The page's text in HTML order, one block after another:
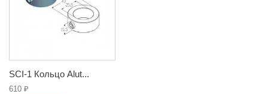
SCI-1 Кольцо Alut...
610 ₽